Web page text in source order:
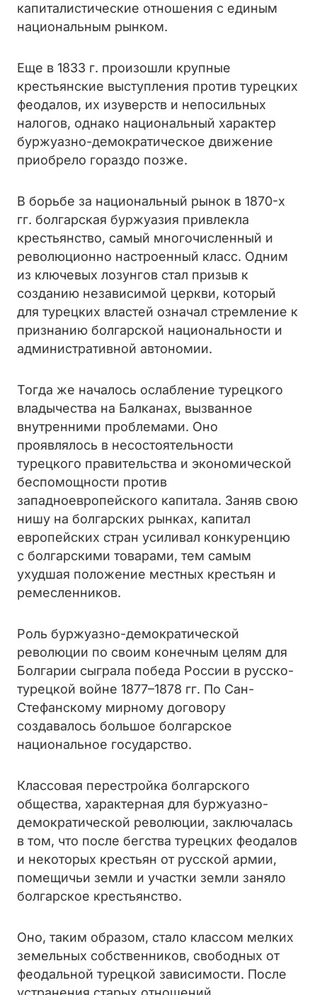
капиталистические отношения с единым
национальным рынком.
Еще в 1833 г. произошли крупные
крестьянские выступления против турецких
феодалов, их изуверств и непосильных
налогов, однако национальный характер
буржуазно-демократическое движение
приобрело гораздо позже.
В борьбе за национальный рынок в 1870-х
гг. болгарская буржуазия привлекла
крестьянство, самый многочисленный и
революционно настроенный класс. Одним
из ключевых лозунгов стал призыв к
созданию независимой церкви, который
для турецких властей означал стремление к
признанию болгарской национальности и
административной автономии.
Тогда же началось ослабление турецкого
владычества на Балканах, вызванное
внутренними проблемами. Оно
проявлялось в несостоятельности
турецкого правительства и экономической
беспомощности против
западноевропейского капитала. Заняв свою
нишу на болгарских рынках, капитал
европейских стран усиливал конкуренцию
с болгарскими товарами, тем самым
ухудшая положение местных крестьян и
ремесленников.
Роль буржуазно-демократической
революции по своим конечным целям для
Болгарии сыграла победа России в русско-
турецкой войне 1877–1878 гг. По Сан-
Стефанскому мирному договору
создавалось большое болгарское
национальное государство.
Классовая перестройка болгарского
общества, характерная для буржуазно-
демократической революции, заключалась
в том, что после бегства турецких феодалов
и некоторых крестьян от русской армии,
помещичьи земли и участки земли заняло
болгарское крестьянство.
Оно, таким образом, стало классом мелких
земельных собственников, свободных от
феодальной турецкой зависимости. После